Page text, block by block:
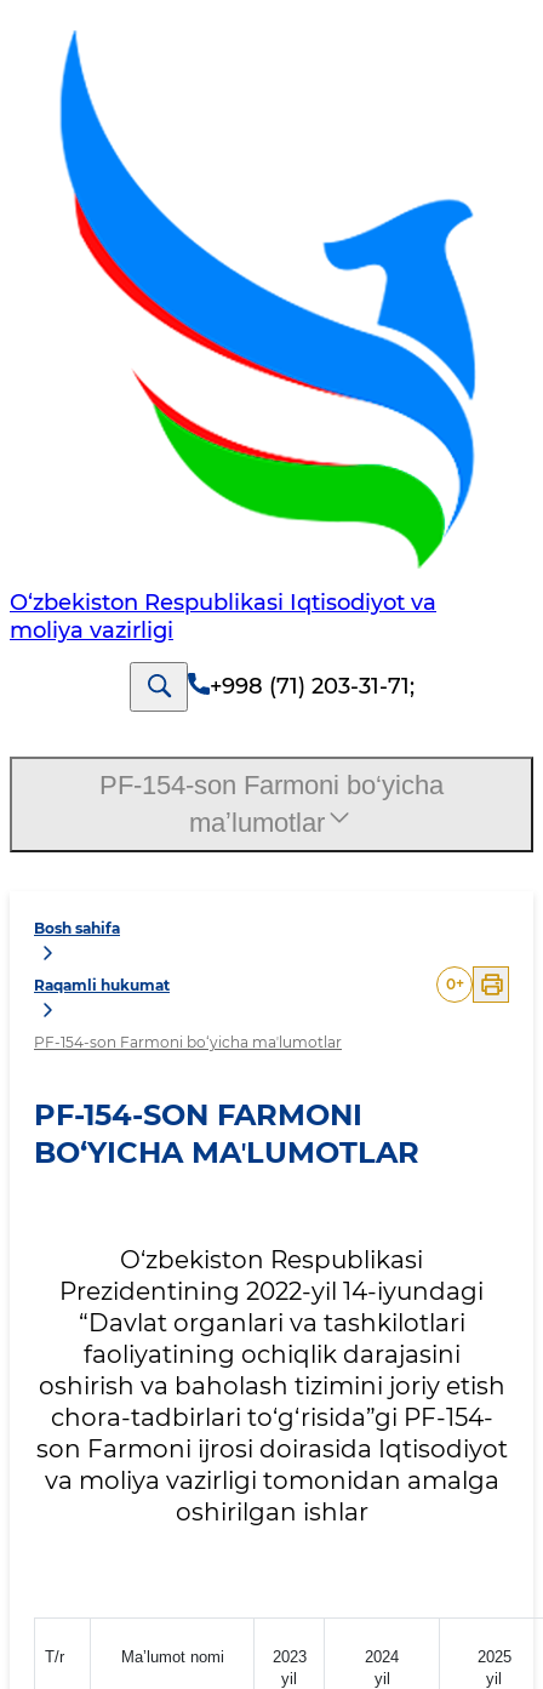
O‘zbekiston Respublikasi Iqtisodiyot va
moliya vazirligi
+998 (71) 203-31-71;
Bosh sahifa
Raqamli hukumat
PF-154-son Farmoni bo‘yicha maʼlumotlar
0+
PF-154-SON FARMONI
BO‘YICHA MAʼLUMOTLAR
O‘zbekiston Respublikasi
Prezidentining 2022-yil 14-iyundagi
“Davlat organlari va tashkilotlari
faoliyatining ochiqlik darajasini
oshirish va baholash tizimini joriy etish
chora-tadbirlari to‘g‘risida”gi PF-154-
son Farmoni ijrosi doirasida Iqtisodiyot
va moliya vazirligi tomonidan amalga
oshirilgan ishlar
Т/r Maʼlumot nomi
2023
yil
2024
yil
2025
yil
PF-154-son Farmoni bo‘yicha
maʼlumotlar